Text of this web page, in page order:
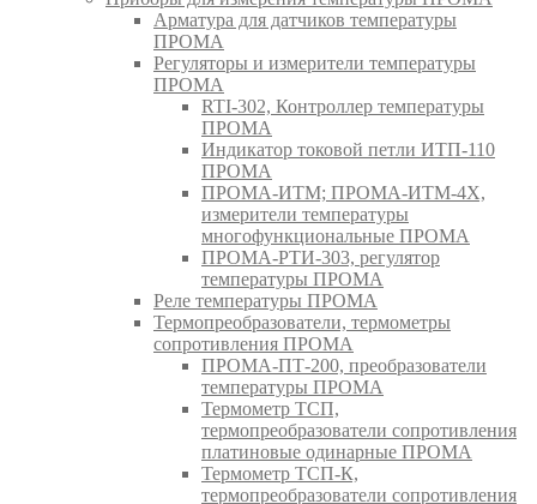
Арматура для датчиков температуры
ПРОМА
Регуляторы и измерители температуры
ПРОМА
RTI-302, Контроллер температуры
ПРОМА
Индикатор токовой петли ИТП-110
ПРОМА
ПРОМА-ИТМ; ПРОМА-ИТМ-4Х,
измерители температуры
многофункциональные ПРОМА
ПРОМА-РТИ-303, регулятор
температуры ПРОМА
Реле температуры ПРОМА
Термопреобразователи, термометры
сопротивления ПРОМА
ПРОМА-ПТ-200, преобразователи
температуры ПРОМА
Термометр ТСП,
термопреобразователи сопротивления
платиновые одинарные ПРОМА
Термометр ТСП-К,
термопреобразователи сопротивления